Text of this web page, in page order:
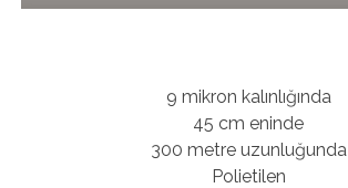
9 mikron kalınlığında
45 cm eninde
300 metre uzunluğunda
Polietilen